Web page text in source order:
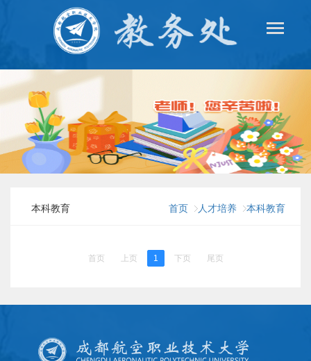
本科教育 首页 人才培养 本科教育
首页 上页 1 下页 尾页